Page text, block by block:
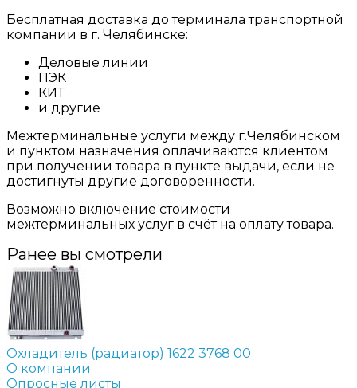
Бесплатная доставка до терминала транспортной
компании в г. Челябинске:
Деловые линии
ПЭК
КИТ
и другие
Межтерминальные услуги между г.Челябинском
и пунктом назначения оплачиваются клиентом
при получении товара в пункте выдачи, если не
достигнуты другие договоренности.
Возможно включение стоимости
межтерминальных услуг в счёт на оплату товара.
Ранее вы смотрели
Охладитель (радиатор) 1622 3768 00
О компании
Опросные листы